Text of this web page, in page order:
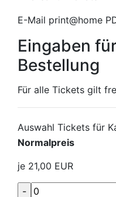
E-Mail print@home
Eingaben
Bestellung
Für alle Tickets gilt
Auswahl Tickets für
Normalpreis
je 21,00 EUR